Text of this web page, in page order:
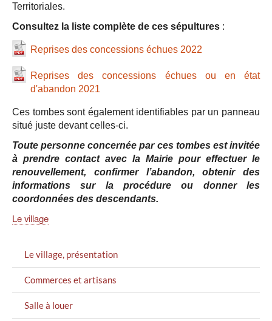
Territoriales.
Consultez la liste complète de ces sépultures :
Reprises des concessions échues 2022
Reprises des concessions échues ou en état
d'abandon 2021
Ces tombes sont également identifiables par un panneau
situé juste devant celles-ci.
Toute personne concernée par ces tombes est invitée
à prendre contact avec la Mairie pour effectuer le
renouvellement, confirmer l’abandon, obtenir des
informations sur la procédure ou donner les
coordonnées des descendants.
Le village
MENU
GAUCHE
Le village, présentation
Commerces et artisans
Salle à louer